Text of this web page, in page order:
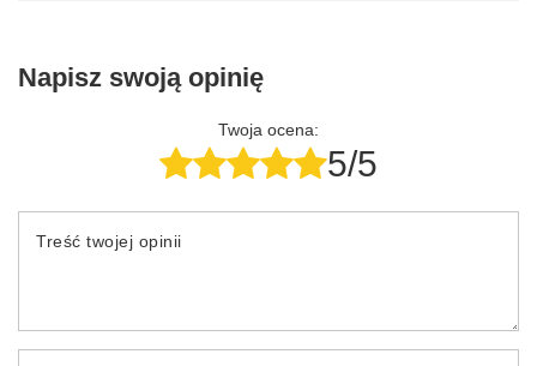
Napisz swoją opinię
Twoja ocena:
5/5
Treść twojej opinii